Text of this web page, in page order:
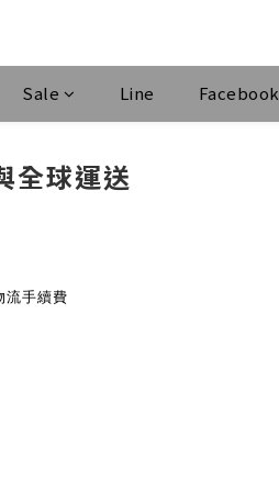
Sale Line Facebook
全球運送
流手續費